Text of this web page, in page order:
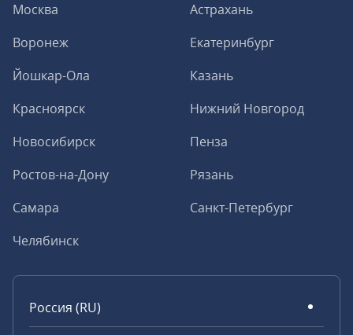
Москва
Астрахань
Воронеж
Екатеринбург
Йошкар-Ола
Казань
Красноярск
Нижний Новгород
Новосибирск
Пенза
Ростов-на-Дону
Рязань
Самара
Санкт-Петербург
Челябинск
Россия (RU)